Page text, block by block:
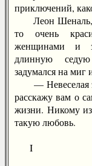
приключений,
Леон Шеналь,
то очень
женщинами и
длинную
задумался на
— Невеселая
расскажу вам о
жизни. Никому
такую любовь.
I